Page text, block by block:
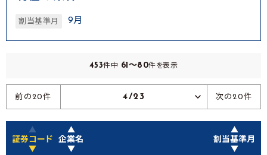
割当基準月 9月
453件中 61～80件を表示
前の20件 4/23 次の20件
▲
証券コード
▼
▲
企業名
▼
▲
割当基準月
▼